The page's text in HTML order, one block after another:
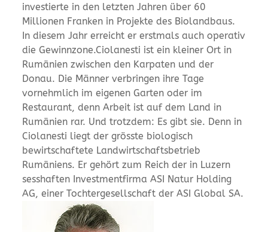
investierte in den letzten Jahren über 60
Millionen Franken in Projekte des Biolandbaus.
In diesem Jahr erreicht er erstmals auch operativ
die Gewinnzone.Ciolanesti ist ein kleiner Ort in
Rumänien zwischen den Karpaten und der
Donau. Die Männer verbringen ihre Tage
vornehmlich im eigenen Garten oder im
Restaurant, denn Arbeit ist auf dem Land in
Rumänien rar. Und trotzdem: Es gibt sie. Denn in
Ciolanesti liegt der grösste biologisch
bewirtschaftete Landwirtschaftsbetrieb
Rumäniens. Er gehört zum Reich der in Luzern
sesshaften Investmentfirma ASI Natur Holding
AG, einer Tochtergesellschaft der ASI Global SA.